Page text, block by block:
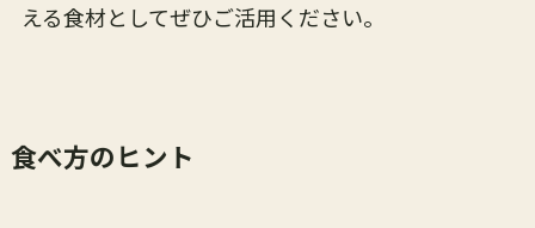
える食材としてぜひご活用ください。
食べ方のヒント